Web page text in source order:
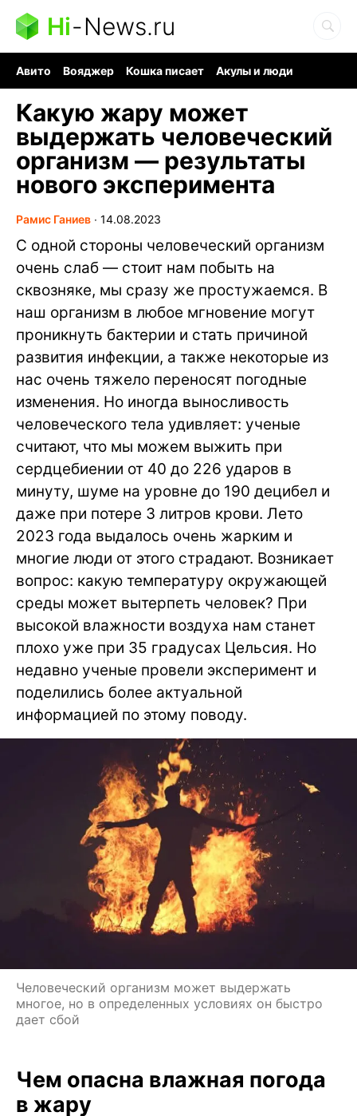
Hi-News.ru
Авито Вояджер Кошка писает
Акулы и люди
Какую жару может
выдержать человеческий
организм — результаты
нового эксперимента
Рамис Ганиев ∙ 14.08.2023
С одной стороны человеческий организм
очень слаб — стоит нам побыть на
сквозняке, мы сразу же простужаемся. В
наш организм в любое мгновение могут
проникнуть бактерии и стать причиной
развития инфекции, а также некоторые из
нас очень тяжело переносят погодные
изменения. Но иногда выносливость
человеческого тела удивляет: ученые
считают, что мы можем выжить при
сердцебиении от 40 до 226 ударов в
минуту, шуме на уровне до 190 децибел и
даже при потере 3 литров крови. Лето
2023 года выдалось очень жарким и
многие люди от этого страдают. Возникает
вопрос: какую температуру окружающей
среды может вытерпеть человек? При
высокой влажности воздуха нам станет
плохо уже при 35 градусах Цельсия. Но
недавно ученые провели эксперимент и
поделились более актуальной
информацией по этому поводу.
Человеческий организм может выдержать
многое, но в определенных условиях он быстро
дает сбой
Чем опасна влажная погода
в жару